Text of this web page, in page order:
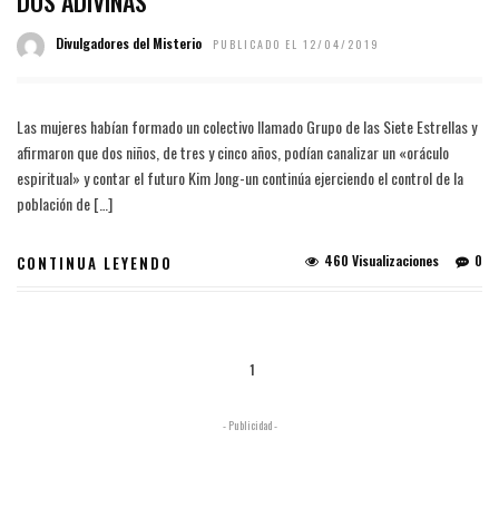
Divulgadores del Misterio PUBLICADO EL 12/04/2019
Las mujeres habían formado un colectivo llamado Grupo de las Siete Estrellas y
afirmaron que dos niños, de tres y cinco años, podían canalizar un «oráculo
espiritual» y contar el futuro Kim Jong-un continúa ejerciendo el control de la
población de […]
CONTINUA LEYENDO 0
460 Visualizaciones
1
- Publicidad -